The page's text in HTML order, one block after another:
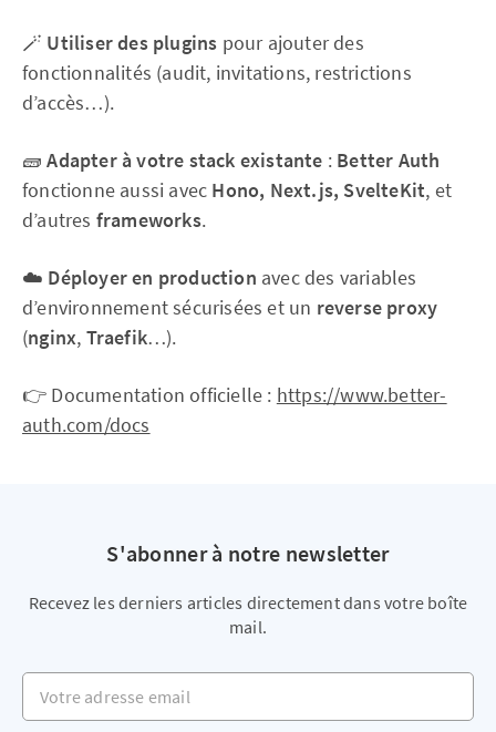
🪄 Utiliser des plugins pour ajouter des
fonctionnalités (audit, invitations, restrictions
d’accès…).
🧱Adapter à votre stack existante : Better Auth
fonctionne aussi avec Hono, Next.js, SvelteKit, et
d’autres frameworks.
☁️ Déployer en production avec des variables
d’environnement sécurisées et un reverse proxy
(nginx, Traefik…).
👉 Documentation officielle : https://www.better-
auth.com/docs
S'abonner à notre newsletter
Recevez les derniers articles directement dans votre boîte
mail.
Votre adresse email